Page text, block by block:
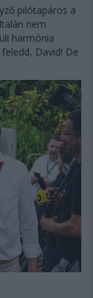
pilótapáros a
nem
harmónia
David! De